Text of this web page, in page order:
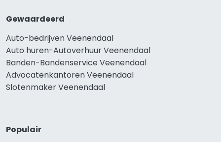
Gewaardeerd
Auto-bedrijven Veenendaal
Auto huren-Autoverhuur Veenendaal
Banden-Bandenservice Veenendaal
Advocatenkantoren Veenendaal
Slotenmaker Veenendaal
Populair